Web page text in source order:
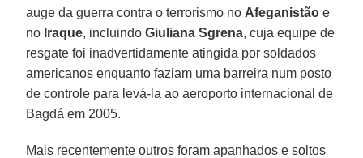
auge da guerra contra o terrorismo no Afeganistão e
no Iraque, incluindoGiuliana Sgrena, cuja equipe de
resgate foi inadvertidamente atingida por soldados
americanos enquanto faziam uma barreira num posto
de controle para levá-la ao aeroporto internacional de
Bagdá em 2005.
Mais recentemente outros foram apanhados e soltos